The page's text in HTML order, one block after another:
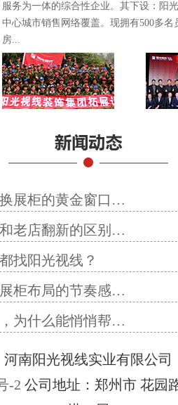
服务为一体的综合性企业。其下设：阳
中心城市销售网络覆盖。现拥有500多
房...
展柜的黄金窗口…
老店翻新的区别…
找阳光视线？
柜布局的节奏感…
为什么能悄悄帮…
河南阳光视线实业有限公司
-2 公司地址：郑州市 花园